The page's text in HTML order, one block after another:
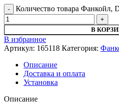
Количество товара Фанкойл,
В
В избранное
Артикул: 165118 Категория:
Описание
Доставка и оплата
Установка
Описание